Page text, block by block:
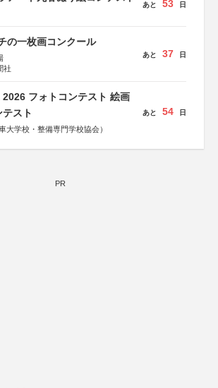
あと 53 日
の一枚画コンクール
社
あと 37 日
フォトコンテスト 絵画
テスト
大学校・整備専門学校協会）
あと 54 日
PR